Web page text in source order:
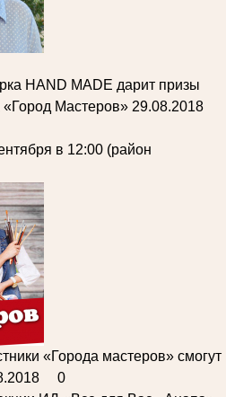
HAND MADE дарит призы
«Город Мастеров» 29.08.2018
в 12:00 (район
«Города мастеров» смогут
0